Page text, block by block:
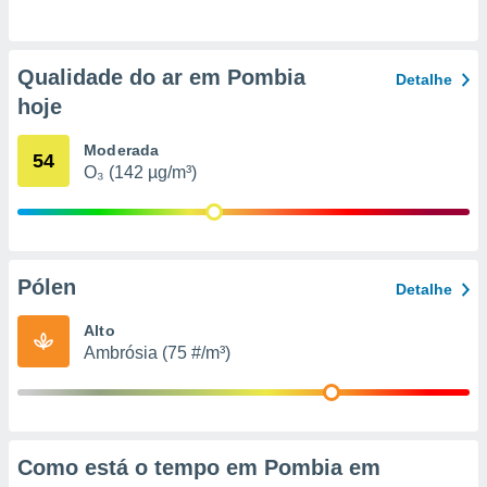
ou opor-
qualquer
em “
na
ou aceder
para
Qualidade do ar em Pombia
hoje
Detalhe
54 Moderada
O₃ (142 µg/m³)
Pólen Detalhe
Alto
Ambrósia (75 #/m³)
Como está o tempo em Pombia em